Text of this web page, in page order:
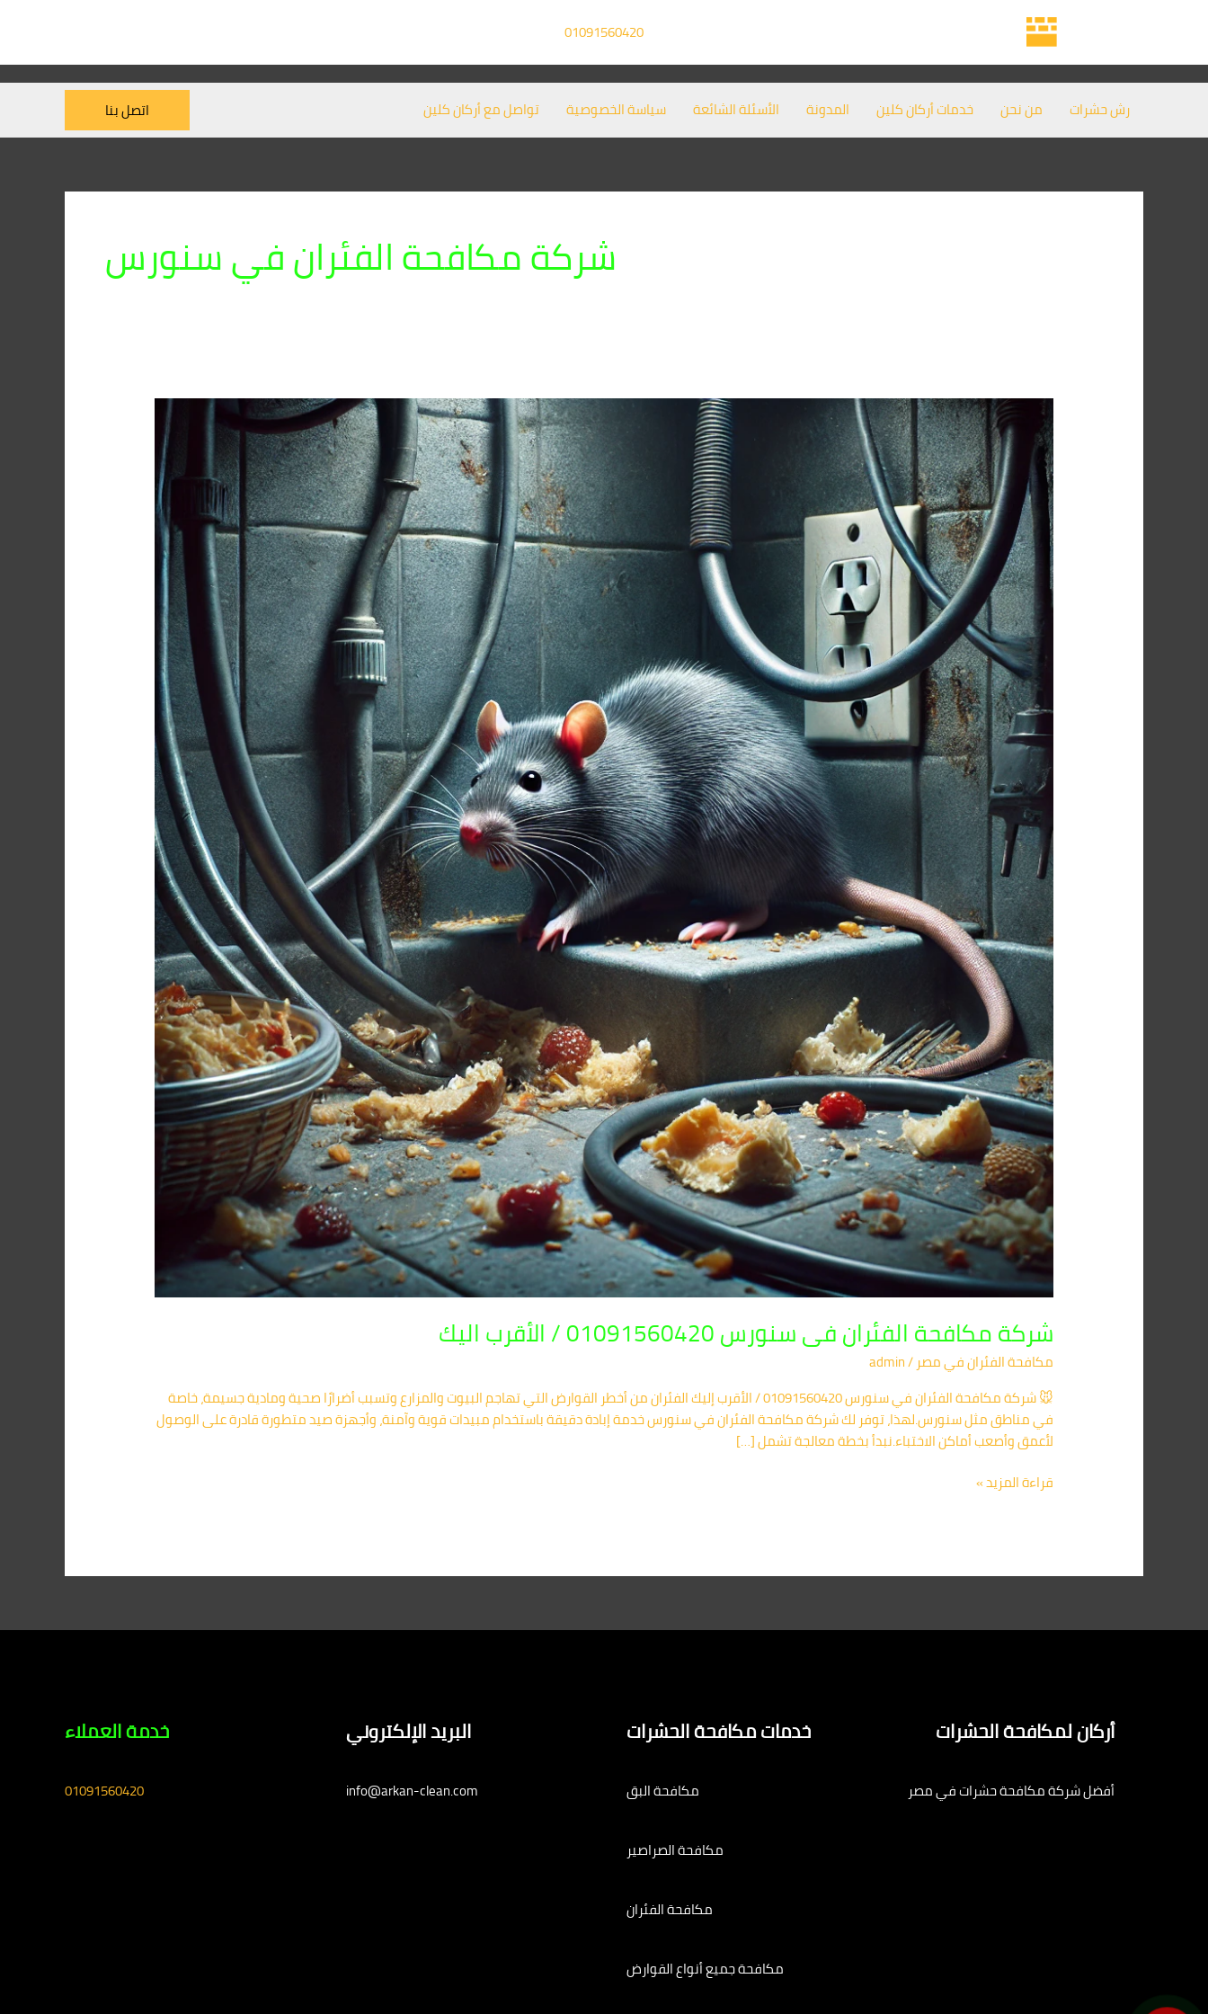
01091560420
رش حشرات من نحن خدمات أركان كلين المدونة الأسئلة الشائعة سياسة الخصوصية تواصل مع أركان كلين اتصل بنا
شركة مكافحة الفئران في سنورس
شركة مكافحة الفئران فى سنورس 01091560420 / الأقرب اليك
مكافحة الفئران​ في مصر /
admin
🐭 شركة مكافحة الفئران في سنورس 01091560420 / الأقرب إليك الفئران من أخطر القوارض التي تهاجم البيوت والمزارع وتسبب أضرارًا صحية ومادية جسيمة، خاصة
في مناطق مثل سنورس.لهذا، توفر لك شركة مكافحة الفئران في سنورس خدمة إبادة دقيقة باستخدام مبيدات قوية وآمنة، وأجهزة صيد متطورة قادرة على الوصول
لأعمق وأصعب أماكن الاختباء.نبدأ بخطة معالجة تشمل […]
شركة
مكافحة
الفئران
فى
سنورس
01091560420
/
الأقرب
اليك
قراءة المزيد »
أركان لمكافحة الحشرات
أفضل شركة مكافحة حشرات في مصر
خدمات مكافحة الحشرات
مكافحة البق
مكافحة الصراصير
مكافحة الفئران
مكافحة جميع أنواع القوارض
البريد الإلكتروني
info@arkan-clean.com
خدمة العملاء
01091560420